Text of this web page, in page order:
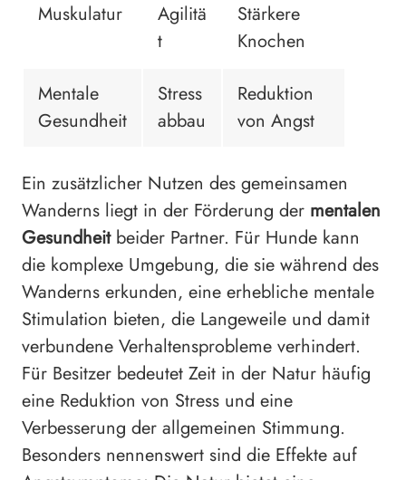
Muskulatur
Agilitä
t
Stärkere
Knochen
Mentale
Gesundheit
Stress
abbau
Reduktion
von Angst
Ein zusätzlicher Nutzen des gemeinsamen
Wanderns liegt in der Förderung der mentalen
Gesundheitbeider Partner. Für Hunde kann
die komplexe Umgebung, die sie während des
Wanderns erkunden, eine erhebliche mentale
Stimulation bieten, die Langeweile und damit
verbundene Verhaltensprobleme verhindert.
Für Besitzer bedeutet Zeit in der Natur häufig
eine Reduktion von Stress und eine
Verbesserung der allgemeinen Stimmung.
Besonders nennenswert sind die Effekte auf